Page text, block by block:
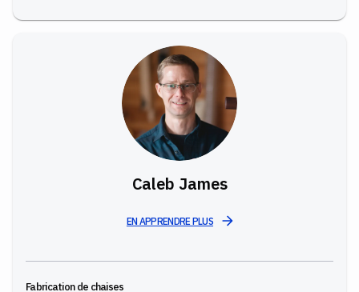
Caleb James
EN APPRENDRE PLUS
Fabrication de chaises